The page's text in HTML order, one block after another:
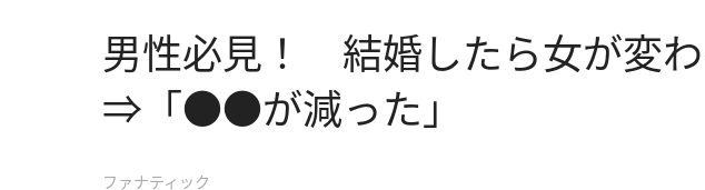
男性必見！ 結婚したら女が変
⇒「●●が減った」
ファナティック